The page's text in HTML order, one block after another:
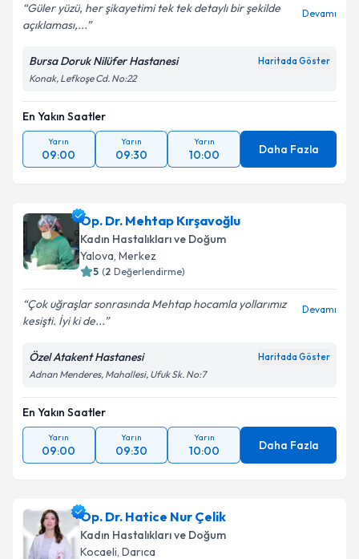
Güler yüzü, her şikayetimi tek tek detaylı bir şekilde
açıklaması,...
Devamı
Bursa Doruk Nilüfer Hastanesi Haritada Göster
Konak, Lefkoşe Cd. No:22
En Yakın Saatler
Yarın
09:00
Yarın
09:30
Yarın
10:00 Daha Fazla
Op. Dr. Mehtap Kırşavoğlu
Kadın Hastalıkları ve Doğum
Yalova, Merkez
5 (2 Değerlendirme)
Çok uğraşlar sonrasında Mehtap hocamla yollarımız
kesişti. İyi ki de...
Devamı
Özel Atakent Hastanesi Haritada Göster
Adnan Menderes, Mahallesi, Ufuk Sk. No:7
En Yakın Saatler
Yarın
09:00
Yarın
09:30
Yarın
10:00 Daha Fazla
Op. Dr. Hatice Nur Çelik
Kadın Hastalıkları ve Doğum
Kocaeli, Darıca